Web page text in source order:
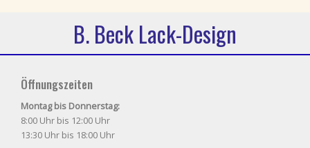
B. Beck Lack-Design
Öffnungszeiten
Montag bis Donnerstag:
8:00 Uhr bis 12:00 Uhr
13:30 Uhr bis 18:00 Uhr